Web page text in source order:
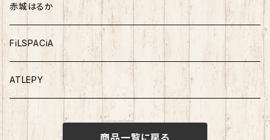
赤城はるか
FiLSPACiA
ATLEPY
商品一覧に戻る